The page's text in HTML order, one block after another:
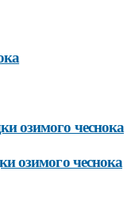
озимого чеснока
озимого чеснока